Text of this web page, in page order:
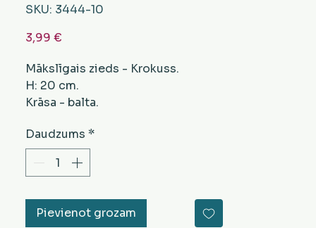
SKU: 3444-10
3,99 €
Mākslīgais zieds - Krokuss.
H: 20 cm.
Krāsa - balta.
Daudzums *
Pievienot grozam